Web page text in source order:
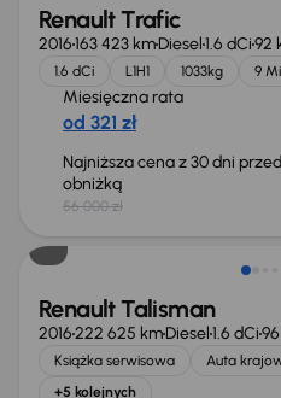
Renault Trafic
2016163 423 kmDiesel1.6 dCi92
1.6 dCi L1H1 1033kg 9
Miesięczna rata
od 321 zł
Najniższa cena z 30 dni przed
obniżką
56 000 zł
Taniej o 1 000 zł
Renault Talisman
2016222 625 kmDiesel1.6 dCi
Książka serwisowa Auta
+5 kolejnych